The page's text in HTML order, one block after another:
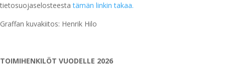
tietosuojaselosteestatämän linkin takaa.
Graffan kuvakiitos: Henrik Hilo
TOIMIHENKILÖT VUODELLE 2026